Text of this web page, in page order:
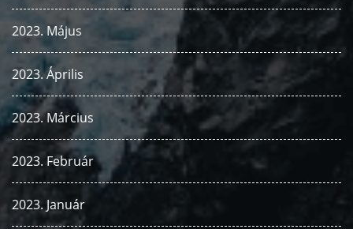
2023. Május
2023. Április
2023. Március
2023. Február
2023. Január